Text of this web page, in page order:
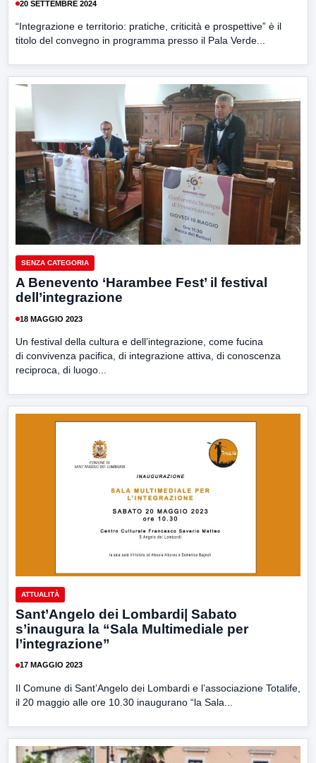
20 SETTEMBRE 2024
“Integrazione e territorio: pratiche, criticità e prospettive” è il
titolo del convegno in programma presso il Pala Verde...
SENZA CATEGORIA
A Benevento ‘Harambee Fest’ il festival
dell’integrazione
18 MAGGIO 2023
Un festival della cultura e dell’integrazione, come fucina
di convivenza pacifica, di integrazione attiva, di conoscenza
reciproca, di luogo...
ATTUALITÀ
Sant’Angelo dei Lombardi| Sabato
s’inaugura la “Sala Multimediale per
l’integrazione”
17 MAGGIO 2023
Il Comune di Sant’Angelo dei Lombardi e l’associazione Totalife,
il 20 maggio alle ore 10.30 inaugurano “la Sala...